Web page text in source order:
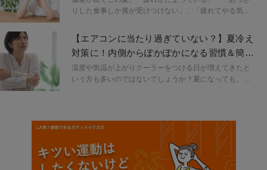
りした食事しか胃が受けつけない」、「疲れてやる気が
でしょう。夏バテを解消するには、ドリンク剤の利用が
効果的です。この記事では、夏バテに効くとっておきの
ドリンク剤を紹介します。
【エアコンに当たり過ぎていない？】夏冷え
対策に！内側からぽかぽかになる習慣＆簡単
ポーズ
湿度や気温が上がりクーラーをつける日が増えてきたと
いう方も多いのではないでしょうか？夏になっても、内
ましょう！